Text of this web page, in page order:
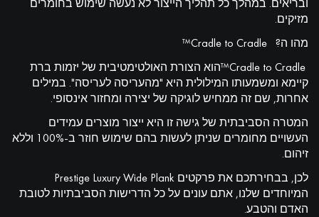
מזיקים.
מהו ה? Cradle to Cradle™
Cradle to Cradle™הוא הצורת האולטימטיבית של יזמות ברת
קיימא ומשמעותו המילולית היא "מהעריסה לעריסה". במילים
אחרות, שם זה ממחיש לוגיקה של יצירה ומחזור אינסופי.
המטרה הסביבתית של גישה זו היא ייצור מוצרים עמידים
העשויים מחומרים שניתן לעשות בהם שימוש חוזר ב-100% וללא
זיהום.
לכן, בבחירתכם את פרקטים Prestige Luxury Wide Plank
המיוחדים שלנו, אתם עונים על כל הדרישות הסביבתיות לטובת
האדם והטבע.